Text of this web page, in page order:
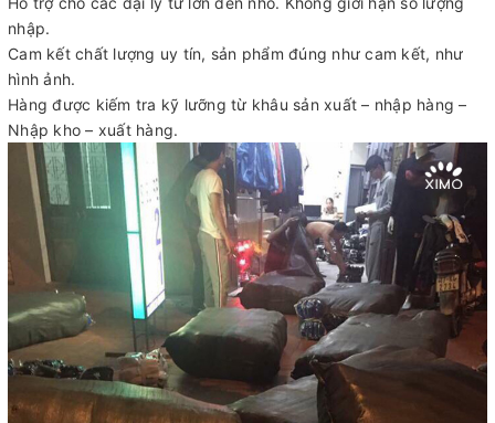
nhập.
Cam kết chất lượng uy tín, sản phẩm đúng như cam kết, như
hình ảnh.
Hàng được kiếm tra kỹ lưỡng từ khâu sản xuất – nhập hàng –
Nhập kho – xuất hàng.